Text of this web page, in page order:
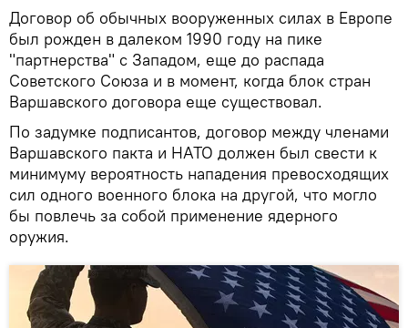
Договор об обычных вооруженных силах в Европе
был рожден в далеком 1990 году на пике
"партнерства" с Западом, еще до распада
Советского Союза и в момент, когда блок стран
Варшавского договора еще существовал.
По задумке подписантов, договор между членами
Варшавского пакта и НАТО должен был свести к
минимуму вероятность нападения превосходящих
сил одного военного блока на другой, что могло
бы повлечь за собой применение ядерного
оружия.